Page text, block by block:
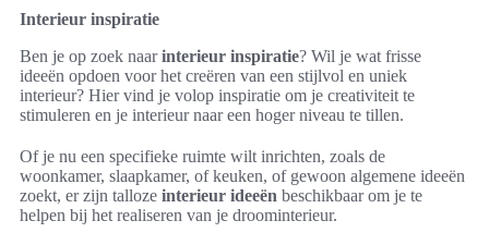
Interieur inspiratie
Ben je op zoek naarinterieur inspiratie? Wil je wat frisse
ideeën opdoen voor het creëren van een stijlvol en uniek
interieur? Hier vind je volop inspiratie om je creativiteit te
stimuleren en je interieur naar een hoger niveau te tillen.
Of je nu een specifieke ruimte wilt inrichten, zoals de
woonkamer, slaapkamer, of keuken, of gewoon algemene ideeën
zoekt, er zijn talloze interieur ideeën beschikbaar om je te
helpen bij het realiseren van je droominterieur.